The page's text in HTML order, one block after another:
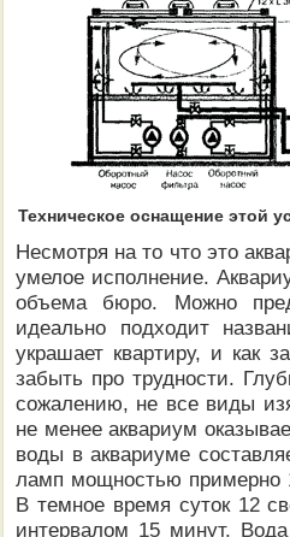
Техническое оснащение этой
Несмотря на то что это
умелое исполнение.
объема бюро. Можно
идеально подходит
украшает квартиру, и как
забыть про трудности.
сожалению, не все виды
не менее аквариум
воды в аквариуме
ламп мощностью примерно
В темное время суток 12
интервалом 15 минут.